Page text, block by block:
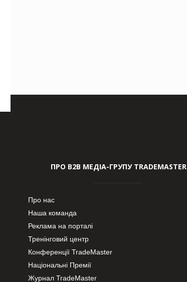
ПРО В2В МЕДІА-ГРУПУ TRADEMASTER
Про нас
Наша команда
Реклама на порталі
Тренінговий центр
Конференції TradeMaster
Національні Премії
Журнал TradeMaster